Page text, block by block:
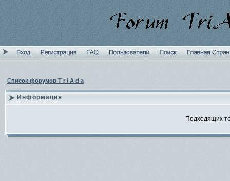
Список форумов T r i A d a
Информация
Подходящих